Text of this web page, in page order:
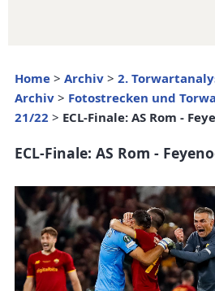
Home > Archiv > 2.
Archiv > Fotostrecken und
21/22 > ECL-Finale: AS Rom -
ECL-Finale: AS Rom -